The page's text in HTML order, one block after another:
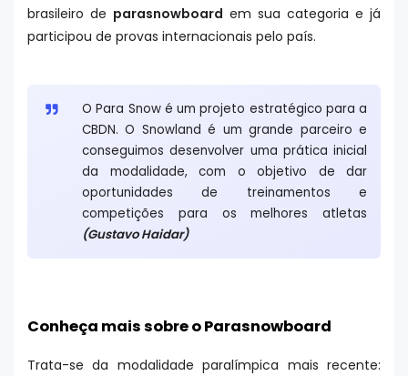
brasileiro de parasnowboard em sua categoria e já
participou de provas internacionais pelo país.
O Para Snow é um projeto estratégico para a
CBDN. O Snowland é um grande parceiro e
conseguimos desenvolver uma prática inicial
da modalidade, com o objetivo de dar
oportunidades de treinamentos e
competições para os melhores atletas
(Gustavo Haidar)
Conheça mais sobre o Parasnowboard
Trata-se da modalidade paralímpica mais recente: